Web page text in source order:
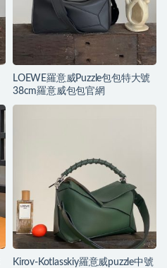
LOEWE羅意威Puzzle包包特大號
38cm羅意威包包官網
Kirov-Kotlasskiy羅意威puzzle中號